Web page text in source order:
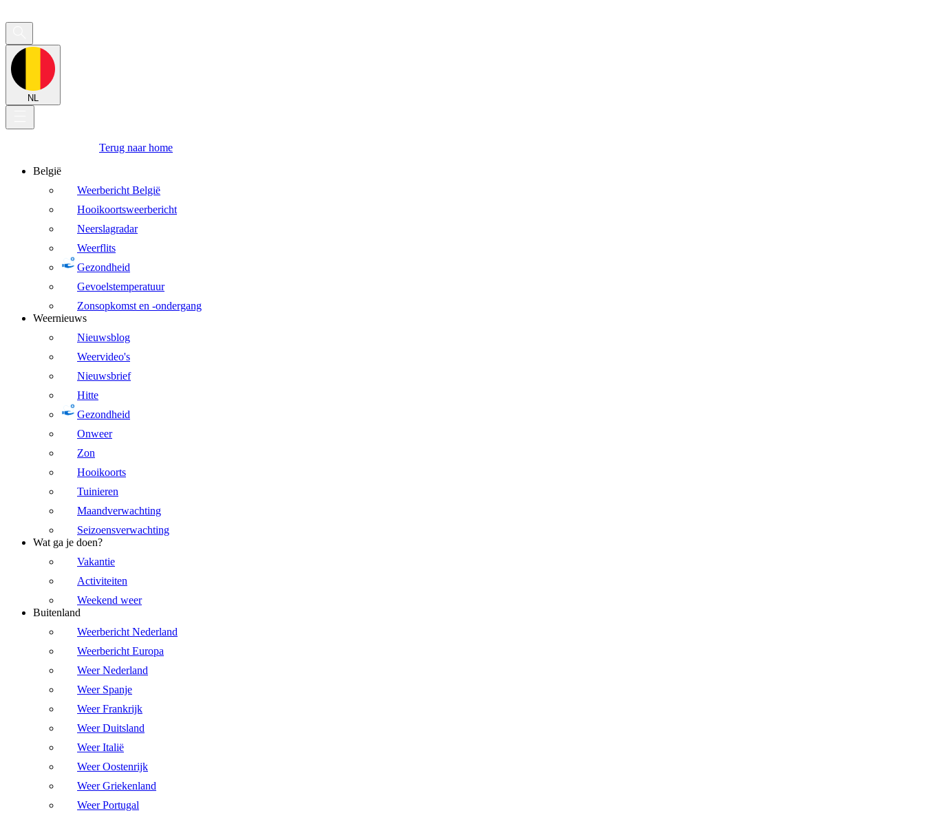
NL
Terug naar home
België
Weerbericht België
Hooikoortsweerbericht
Neerslagradar
Weerflits
Gezondheid
Gevoelstemperatuur
Zonsopkomst en -ondergang
Weernieuws
Nieuwsblog
Weervideo's
Nieuwsbrief
Hitte
Gezondheid
Onweer
Zon
Hooikoorts
Tuinieren
Maandverwachting
Seizoensverwachting
Wat ga je doen?
Vakantie
Activiteiten
Weekend weer
Buitenland
Weerbericht Nederland
Weerbericht Europa
Weer Nederland
Weer Spanje
Weer Frankrijk
Weer Duitsland
Weer Italië
Weer Oostenrijk
Weer Griekenland
Weer Portugal